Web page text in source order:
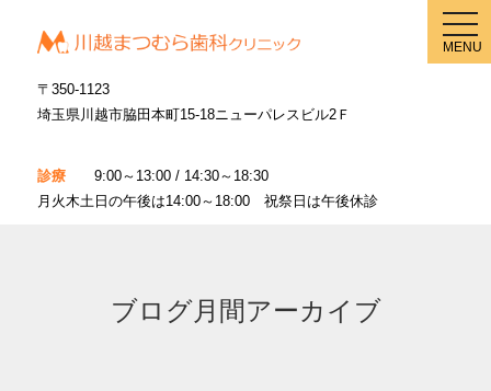
メ
ニ
ュ
ー
MENU
〒350-1123
埼玉県川越市脇田本町15-18ニューパレスビル2Ｆ
診療 9:00～13:00 / 14:30～18:30
月火木土日の午後は14:00～18:00 祝祭日は午後休診
ブログ月間アーカイブ